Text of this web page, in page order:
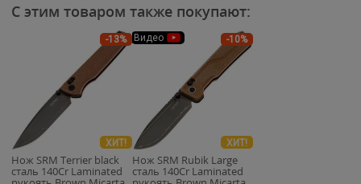
С этим товаром также покупают:
-13%
ХИТ!
Нож SRM Terrier black
сталь 140Cr Laminated
-10%
Видео
ХИТ!
Нож SRM Rubik Large
сталь 140Cr Laminated